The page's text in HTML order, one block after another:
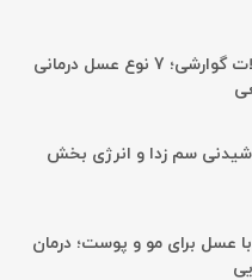
بهترین عسل برای افراد مبتلا به مشکلات گوارشی؛ 7 نوع عسل درمانی
سم زدا و انرژی بخش
با عسل برای مو و پوست؛ درمان